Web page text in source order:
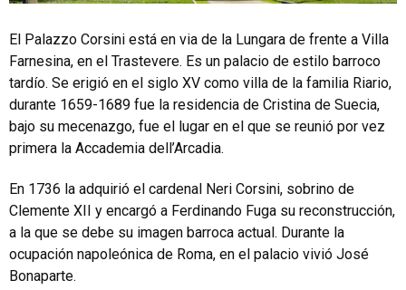
El Palazzo Corsini está en via de la Lungara de frente a Villa
Farnesina, en el Trastevere. Es un palacio de estilo barroco
tardío. Se erigió en el siglo XV como villa de la familia Riario,
durante 1659-1689 fue la residencia de Cristina de Suecia,
bajo su mecenazgo, fue el lugar en el que se reunió por vez
primera la Accademia dell’Arcadia.
En 1736 la adquirió el cardenal Neri Corsini, sobrino de
Clemente XII y encargó a Ferdinando Fuga su reconstrucción,
a la que se debe su imagen barroca actual. Durante la
ocupación napoleónica de Roma, en el palacio vivió José
Bonaparte.